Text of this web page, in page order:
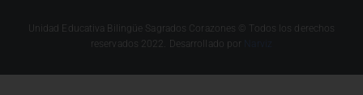
Unidad Educativa Bilingüe Sagrados Corazones © Todos los derechos
reservados 2022. Desarrollado por
Narviz